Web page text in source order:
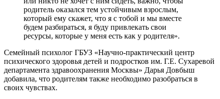
родитель оказался тем устойчивым взрослым,
который ему скажет, что я с тобой и мы вместе
будем разбираться, я буду привлекать свои
ресурсы, которые у меня есть как у родителя».
Семейный психолог ГБУЗ «Научно-практический центр
психического здоровья детей и подростков им. Г.Е. Сухаревой
департамента здравоохранения Москвы» Дарья Довбыш
добавила, что родителям также необходимо разобраться в
своих чувствах.